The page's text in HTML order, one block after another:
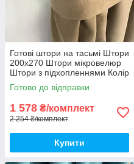
Готові штори на тасьмі Штори
200х270 Штори мікровелюр
Штори з підхопленнями Колір
Коричневий
Готово до відправки
1 578 ₴/комплект
2 254 ₴/комплект
Купити